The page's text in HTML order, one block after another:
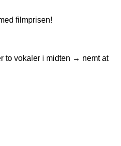
filmprisen!
to vokaler i midten → nemt at